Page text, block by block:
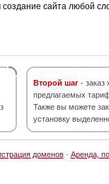
создание сайта любой
Второй шаг - заказ
предлагаемых
Также вы можете
установку
доменов· Аренда,